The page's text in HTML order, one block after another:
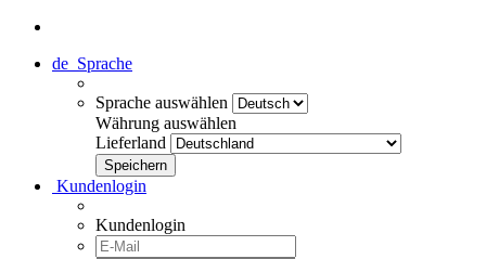
de Sprache
Sprache auswählen
Währung auswählen
Lieferland
Kundenlogin
Kundenlogin